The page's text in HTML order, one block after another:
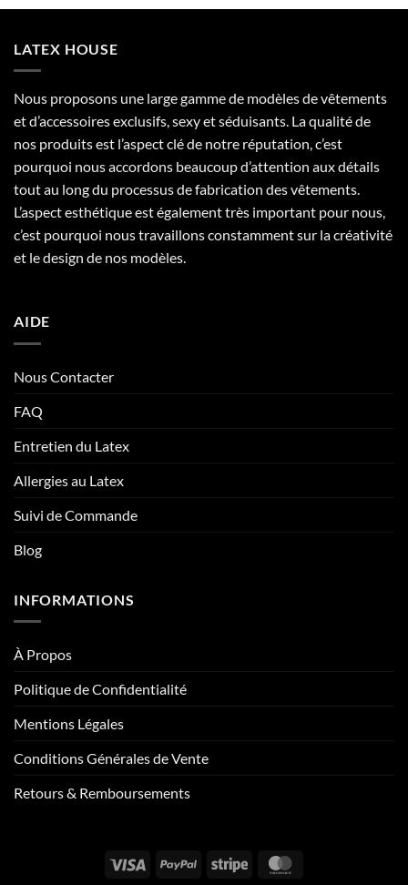
LATEX HOUSE
Nous proposons une large gamme de modèles de vêtements
et d’accessoires exclusifs, sexy et séduisants. La qualité de
nos produits est l’aspect clé de notre réputation, c’est
pourquoi nous accordons beaucoup d’attention aux détails
tout au long du processus de fabrication des vêtements.
L’aspect esthétique est également très important pour nous,
c’est pourquoi nous travaillons constamment sur la créativité
et le design de nos modèles.
AIDE
Nous Contacter
FAQ
Entretien du Latex
Allergies au Latex
Suivi de Commande
Blog
INFORMATIONS
À Propos
Politique de Confidentialité
Mentions Légales
Conditions Générales de Vente
Retours & Remboursements
Visa PayPal Stripe